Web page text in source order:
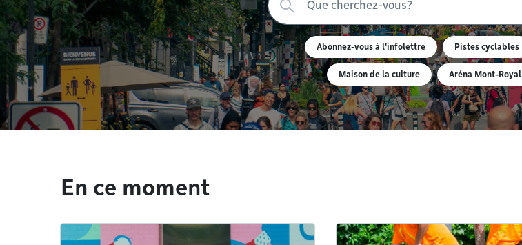
Abonnez-vous à l'infolettre Pistes cyclables
Maison de la culture Aréna Mont-Royal
En ce moment